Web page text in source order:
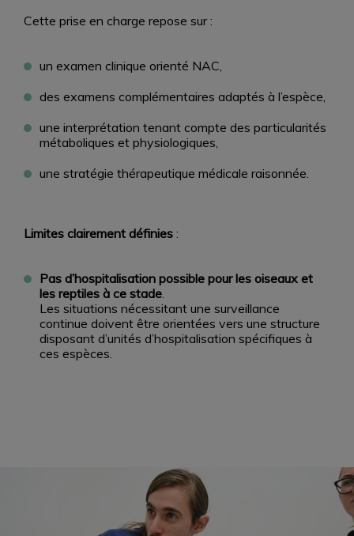
Cette prise en charge repose sur :
un examen clinique orienté NAC,
des examens complémentaires adaptés à l’espèce,
une interprétation tenant compte des particularités
métaboliques et physiologiques,
une stratégie thérapeutique médicale raisonnée.
Limites clairement définies :
Pas d’hospitalisation possible pour les oiseaux et
les reptiles à ce stade.
Les situations nécessitant une surveillance
continue doivent être orientées vers une structure
disposant d’unités d’hospitalisation spécifiques à
ces espèces.